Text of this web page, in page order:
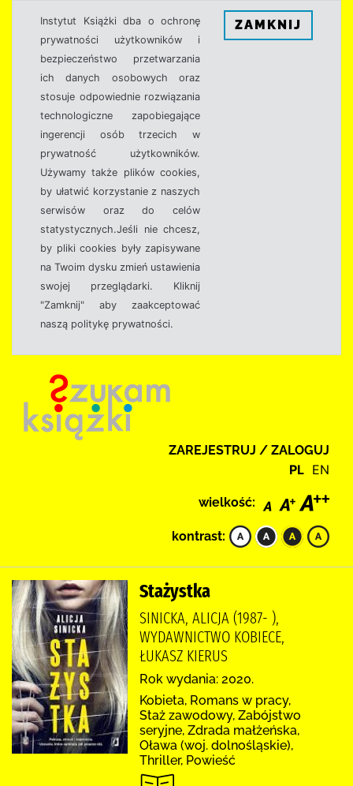
Instytut Książki dba o ochronę
prywatności użytkowników i
bezpieczeństwo przetwarzania
ich danych osobowych oraz
stosuje odpowiednie rozwiązania
technologiczne zapobiegające
ingerencji osób trzecich w
prywatność użytkowników.
Używamy także plików cookies,
by ułatwić korzystanie z naszych
serwisów oraz do celów
statystycznych.Jeśli nie chcesz,
by pliki cookies były zapisywane
na Twoim dysku zmień ustawienia
swojej przeglądarki. Kliknij
"Zamknij" aby zaakceptować
naszą politykę prywatności.
ZAMKNIJ
ZAREJESTRUJ / ZALOGUJ
PL EN
wielkość:
kontrast:
Stażystka
SINICKA, ALICJA (1987- ),
WYDAWNICTWO KOBIECE,
ŁUKASZ KIERUS
Rok wydania: 2020.
Kobieta, Romans w pracy,
Staż zawodowy, Zabójstwo
seryjne, Zdrada małżeńska,
Oława (woj. dolnośląskie),
Thriller, Powieść